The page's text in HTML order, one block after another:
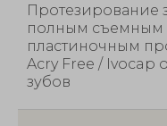
Протезирование
полным съемным
пластиночным
Acry Free / Ivocap
зубов